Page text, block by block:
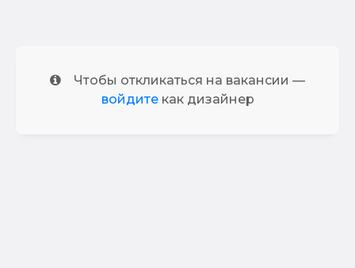
Чтобы откликаться на вакансии —
войдитекак дизайнер